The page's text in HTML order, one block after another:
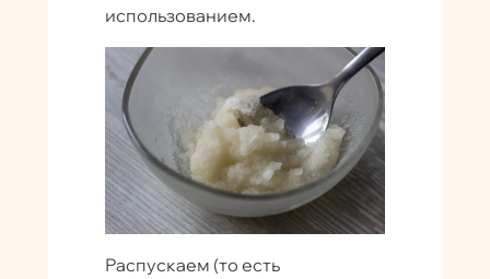
использованием.
Распускаем (то есть